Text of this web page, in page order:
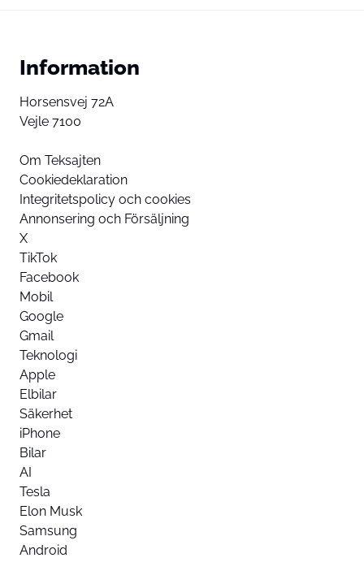
Information
Horsensvej 72A
Vejle 7100
Om Teksajten
Cookiedeklaration
Integritetspolicy och cookies
Annonsering och Försäljning
X
TikTok
Facebook
Mobil
Google
Gmail
Teknologi
Apple
Elbilar
Säkerhet
iPhone
Bilar
AI
Tesla
Elon Musk
Samsung
Android